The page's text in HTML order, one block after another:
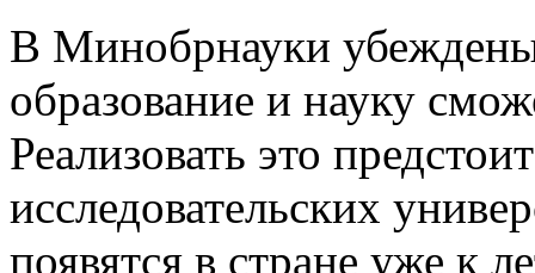
В Минобрнауки
образование и науку
Реализовать это
исследовательских
появятся в стране уже к